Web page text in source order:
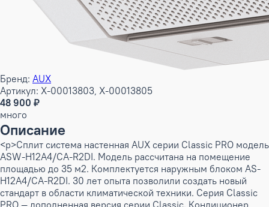
Бренд: AUX
Артикул: X-00013803, X-00013805
48 900 ₽
много
Описание
<p>Сплит система настенная AUX серии Classic PRO модель
ASW-H12A4/CA-R2DI. Модель рассчитана на помещение
площадью до 35 м2. Комплектуется наружным блоком AS-
H12A4/CA-R2DI. 30 лет опыта позволили создать новый
стандарт в области климатической техники. Серия Classic
PRO — дополненная версия серии Classic. Кондиционер